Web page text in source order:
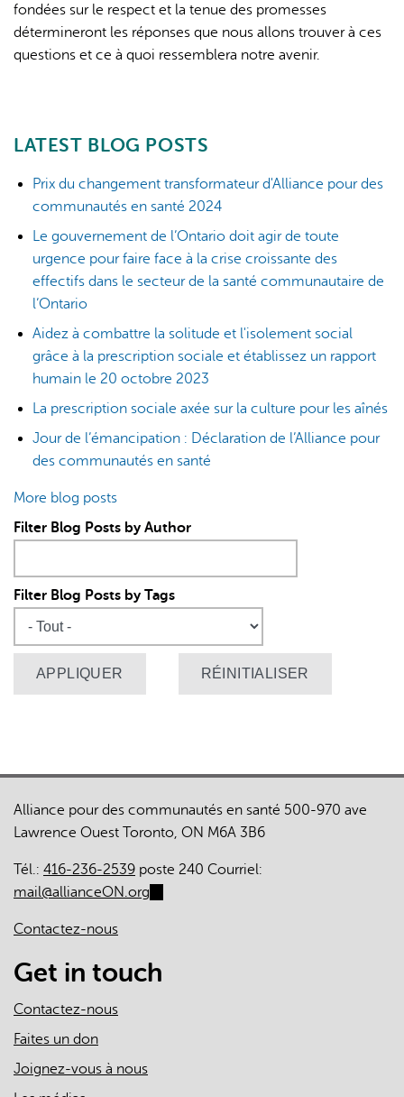
fondées sur le respect et la tenue des promesses
détermineront les réponses que nous allons trouver à ces
questions et ce à quoi ressemblera notre avenir.
LATEST BLOG POSTS
Prix du changement transformateur d'Alliance pour des
communautés en santé 2024
Le gouvernement de l’Ontario doit agir de toute
urgence pour faire face à la crise croissante des
effectifs dans le secteur de la santé communautaire de
l’Ontario
Aidez à combattre la solitude et l'isolement social
grâce à la prescription sociale et établissez un rapport
humain le 20 octobre 2023
La prescription sociale axée sur la culture pour les aînés
Jour de l’émancipation : Déclaration de l’Alliance pour
des communautés en santé
More blog posts
Filter Blog Posts by Author
Filter Blog Posts by Tags
Alliance pour des communautés en santé 500-970 ave
Lawrence Ouest Toronto, ON M6A 3B6
Tél.: 416-236-2539 poste 240 Courriel:
mail@allianceON.org
mail)
Contactez-nous
Get in touch
Contactez-nous
Faites un don
Joignez-vous à nous